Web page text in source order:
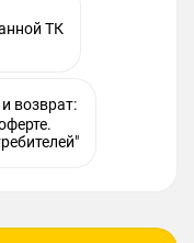
ТК
возврат: